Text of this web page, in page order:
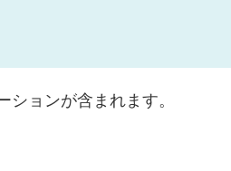
ションが含まれます。